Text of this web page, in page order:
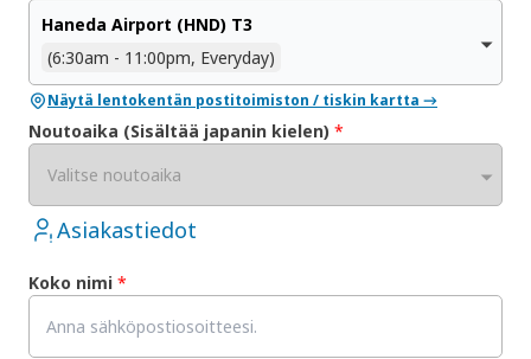
Haneda Airport (HND) T3
(6:30am - 11:00pm, Everyday)
Näytä lentokentän postitoimiston / tiskin kartta →
Noutoaika (Sisältää japanin kielen) *
Valitse noutoaika
Asiakastiedot
Koko nimi *